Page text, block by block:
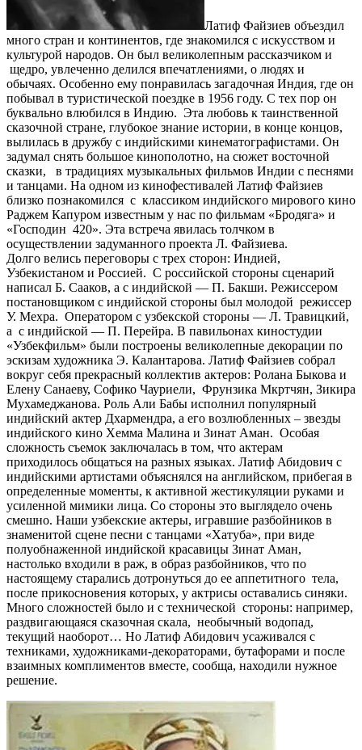
Латиф Файзиев объездил
много стран и континентов, где знакомился с искусством и
культурой народов. Он был великолепным рассказчиком и
щедро, увлеченно делился впечатлениями, о людях и
обычаях. Особенно ему понравилась загадочная Индия, где он
побывал в туристической поездке в 1956 году. С тех пор он
буквально влюбился в Индию. Эта любовь к таинственной
сказочной стране, глубокое знание истории, в конце концов,
вылилась в дружбу с индийскими кинематографистами. Он
задумал снять большое кинополотно, на сюжет восточной
сказки, в традициях музыкальных фильмов Индии с песнями
и танцами. На одном из кинофестивалей Латиф Файзиев
близко познакомился с классиком индийского мирового кино
Раджем Капуром известным у нас по фильмам «Бродяга» и
«Господин 420». Эта встреча явилась толчком в
осуществлении задуманного проекта Л. Файзиева.
Долго велись переговоры с трех сторон: Индией,
Узбекистаном и Россией. С российской стороны сценарий
написал Б. Сааков, а с индийской — П. Бакши. Режиссером
постановщиком с индийской стороны был молодой режиссер
У. Мехра. Оператором с узбекской стороны — Л. Травицкий,
а с индийской — П. Перейра. В павильонах киностудии
«Узбекфильм» были построены великолепные декорации по
эскизам художника Э. Калантарова. Латиф Файзиев собрал
вокруг себя прекрасный коллектив актеров: Ролана Быкова и
Елену Санаеву, Софико Чауриели, Фрунзика Мкртчян, Зикира
Мухамеджанова. Роль Али Бабы исполнил популярный
индийский актер Дхармендра, а его возлюбленных – звезды
индийского кино Хемма Малина и Зинат Аман. Особая
сложность съемок заключалась в том, что актерам
приходилось общаться на разных языках. Латиф Абидович с
индийскими артистами объяснялся на английском, прибегая в
определенные моменты, к активной жестикуляции руками и
усиленной мимики лица. Со стороны это выглядело очень
смешно. Наши узбекские актеры, игравшие разбойников в
знаменитой сцене песни с танцами «Хатуба», при виде
полуобнаженной индийской красавицы Зинат Аман,
настолько входили в раж, в образ разбойников, что по
настоящему старались дотронуться до ее аппетитного тела,
после прикосновения которых, у актрисы оставались синяки.
Много сложностей было и с технической стороны: например,
раздвигающаяся сказочная скала, необычный водопад,
текущий наоборот… Но Латиф Абидович усаживался с
техниками, художниками-декораторами, бутафорами и после
взаимных комплиментов вместе, сообща, находили нужное
решение.